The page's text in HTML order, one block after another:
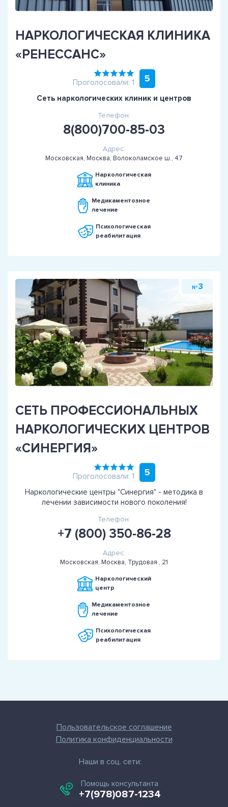
НАРКОЛОГИЧЕСКАЯ КЛИНИКА
«РЕНЕССАНС»
Проголосовали: 1 5
Сеть наркологических клиник и центров
Телефон:
8(800)700-85-03
Адрес:
Московская, Москва, Волоколамское ш., 47
Наркологическая
клиника
Медикаментозное
лечение
Психологическая
реабилитация
№ 3
СЕТЬ ПРОФЕССИОНАЛЬНЫХ
НАРКОЛОГИЧЕСКИХ ЦЕНТРОВ
«СИНЕРГИЯ»
Проголосовали: 1 5
Наркологические центры "Синергия" - методика в
лечении зависимости нового поколения!
Телефон:
+7 (800) 350-86-28
Адрес:
Московская, Москва, Трудовая , 21
Наркологический
центр
Медикаментозное
лечение
Психологическая
реабилитация
Пользовательское соглашение
Политика конфиденциальности
Наши в соц. сети:
Помощь консультанта
+7(978)087-1234